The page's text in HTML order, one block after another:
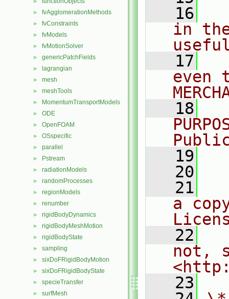
► fvAgglomerationMethods
► fvConstraints
► fvModels
► fvMotionSolver
► genericPatchFields
► lagrangian
► mesh
► meshTools
► MomentumTransportModels
► ODE
► OpenFOAM
► OSspecific
► parallel
► Pstream
► radiationModels
► randomProcesses
► regionModels
► renumber
► rigidBodyDynamics
► rigidBodyMeshMotion
► rigidBodyState
► sampling
► sixDoFRigidBodyMotion
► sixDoFRigidBodyState
► specieTransfer
► surfMesh
   16
in
   17
even
   18
   19
   20
   21
a
   22
not,
   23